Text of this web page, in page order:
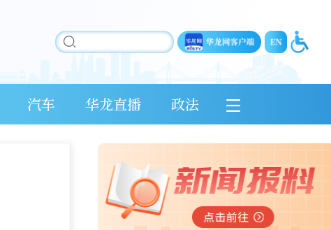
汽车 华龙直播 政法